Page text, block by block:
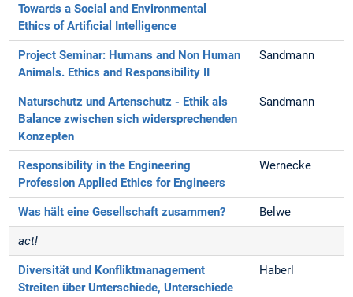
Towards a Social and Environmental
Ethics of Artificial Intelligence
Project Seminar: Humans and Non Human
Animals. Ethics and Responsibility II
Sandmann
Naturschutz und Artenschutz - Ethik als
Balance zwischen sich widersprechenden
Konzepten
Sandmann
Responsibility in the Engineering
Profession Applied Ethics for Engineers
Wernecke
Was hält eine Gesellschaft zusammen? Belwe
act!
Diversität und Konfliktmanagement
Streiten über Unterschiede, Unterschiede
Haberl